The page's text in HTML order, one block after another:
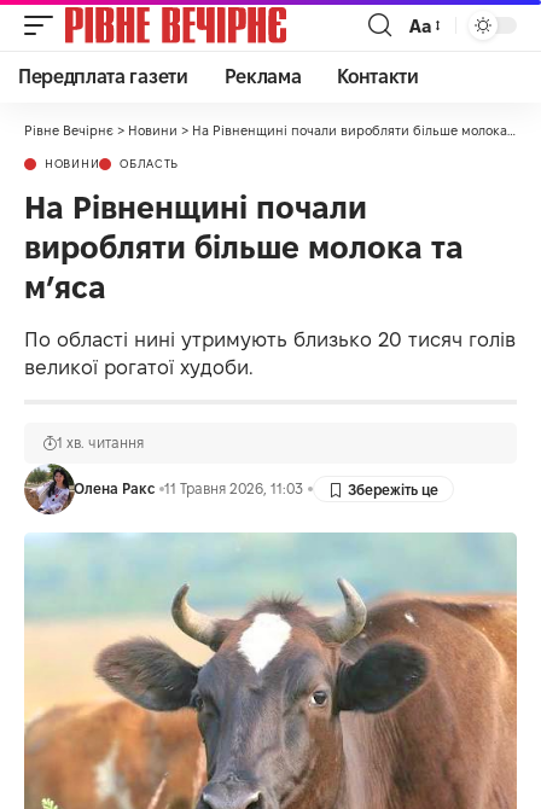
Аа
Передплата газети Реклама Контакти
Рівне Вечірнє > Новини > На Рівненщині почали виробляти більше молока та м’яса
НОВИНИ ОБЛАСТЬ
На Рівненщині почали
виробляти більше молока та
м’яса
По області нині утримують близько 20 тисяч голів
великої рогатої худоби.
Олена Ракс 11 Травня 2026, 11:03
1 хв. читання